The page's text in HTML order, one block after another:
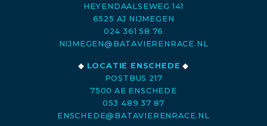
HEYENDAALSEWEG 141
6525 AJ NIJMEGEN
024 361 58 76
NIJMEGEN@BATAVIERENRACE.NL
◆ LOCATIE ENSCHEDE ◆
POSTBUS 217
7500 AE ENSCHEDE
053 489 37 87
ENSCHEDE@BATAVIERENRACE.NL